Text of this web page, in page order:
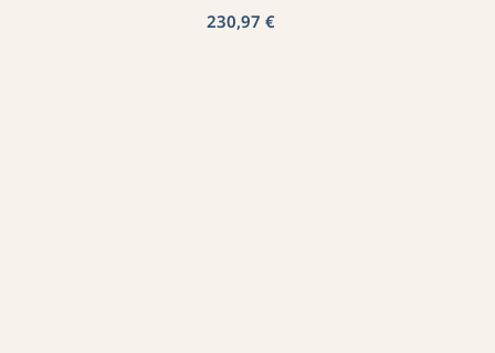
230,97 €